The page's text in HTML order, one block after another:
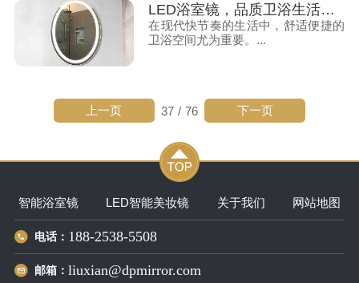
LED浴室镜，品质卫浴生活的智能选择
在现代快节奏的生活中，舒适便捷的
卫浴空间尤为重要。...
37 / 76
上一页 下一页
智能浴室镜 LED智能美妆镜 关于我们 网站地图
电话： 188-2538-5508
邮箱： liuxian@dpmirror.com